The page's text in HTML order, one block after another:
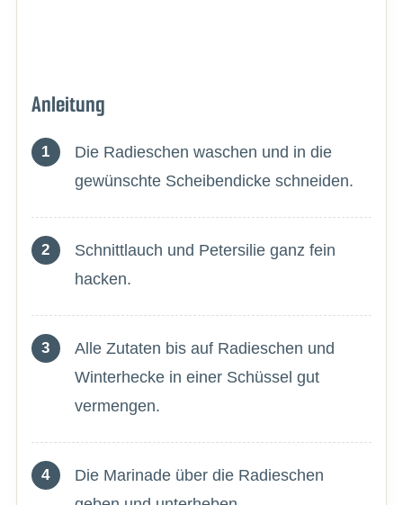
Anleitung
Die Radieschen waschen und in die
gewünschte Scheibendicke schneiden.
Schnittlauch und Petersilie ganz fein
hacken.
Alle Zutaten bis auf Radieschen und
Winterhecke in einer Schüssel gut
vermengen.
Die Marinade über die Radieschen